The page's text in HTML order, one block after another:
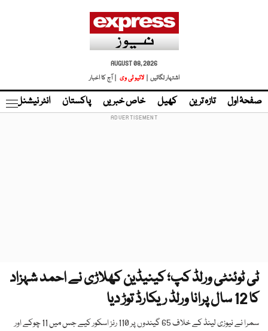
AUGUST 08, 2026
اشتہار لگائیں |
لائیو ٹی وی | آج کا اخبار
صفحۂ اول تازہ ترین کھیل خاص خبریں پاکستان انٹر نیشنل
ٹی ٹوئنٹی ورلڈ کپ؛ کینیڈین کھلاڑی نے احمد شہزاد
کا 12 سال پرانا ورلڈ ریکارڈ توڑ دیا
سمرا نے نیوزی لینڈ کے خلاف 65 گیندوں پر 110 رنز اسکور کیے جس میں 11 چوکے اور